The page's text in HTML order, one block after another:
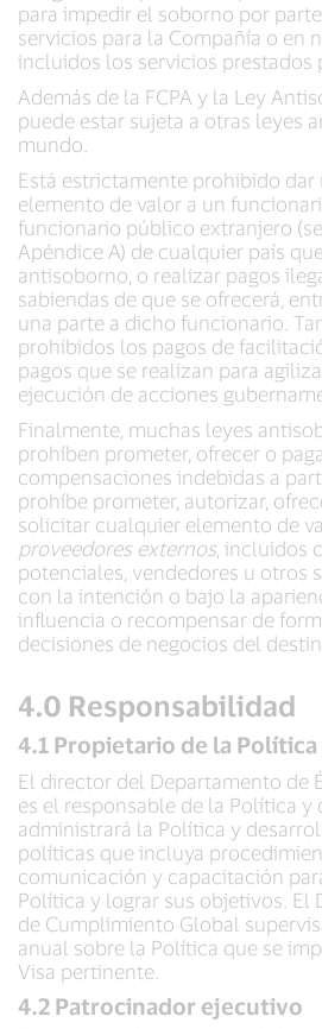
para impedir el soborno por
servicios para la Compañía o en
incluidos los servicios prestados
Además de la FCPA y la Ley
puede estar sujeta a otras leyes
mundo.
Está estrictamente prohibido
elemento de valor a un
funcionario público extranjero
Apéndice A) de cualquier país
antisoborno, o realizar pagos
sabiendas de que se ofrecerá,
una parte a dicho funcionario.
prohibidos los pagos de
pagos que se realizan para
ejecución de acciones
Finalmente, muchas leyes
prohíben prometer, ofrecer o
compensaciones indebidas a
prohíbe prometer, autorizar,
solicitar cualquier elemento de
proveedores externos, incluidos
potenciales, vendedores u otros
con la intención o bajo la
influencia o recompensar de
decisiones de negocios del
4.0 Responsabilidad
4.1 Propietario de la
El director del Departamento de
es el responsable de la Política y
administrará la Política y
políticas que incluya
comunicación y capacitación
Política y lograr sus objetivos. El
de Cumplimiento Global
anual sobre la Política que se
Visa pertinente.
4.2 Patrocinador ejecutivo